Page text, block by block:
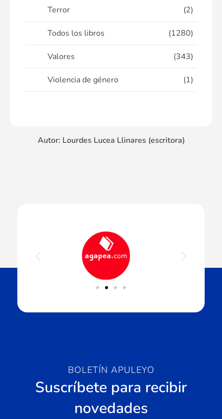
Terror (2)
Todos los libros (1280)
Valores (343)
Violencia de género (1)
Autor: Lourdes Lucea Llinares (escritora)
BOLETÍN APULEYO
Suscríbete para recibir
novedades